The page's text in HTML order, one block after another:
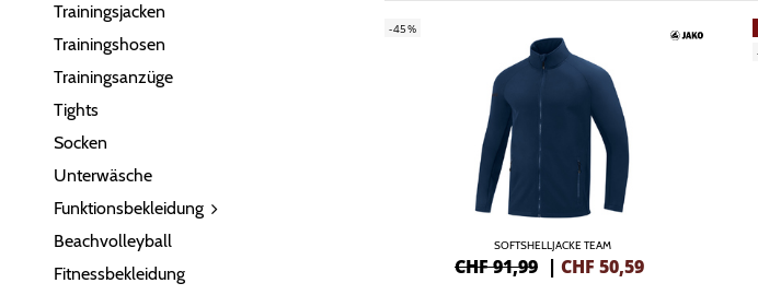
Trainingsjacken
Trainingshosen
Trainingsanzüge
Tights
Socken
Unterwäsche
Funktionsbekleidung
Beachvolleyball
Fitnessbekleidung
-45%
SOFTSHELLJACKE TEAM
CHF 91,99 | CHF 50,59